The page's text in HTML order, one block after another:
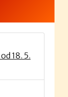
18. 5.